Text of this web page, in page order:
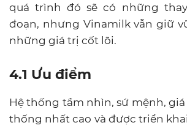
quá trình đó sẽ có những
đoạn, nhưng Vinamilk vẫn giữ
những giá trị cốt lõi.
4.1 Ưu điểm
Hệ thống tầm nhìn, sứ mệnh,
thống nhất cao và được triển